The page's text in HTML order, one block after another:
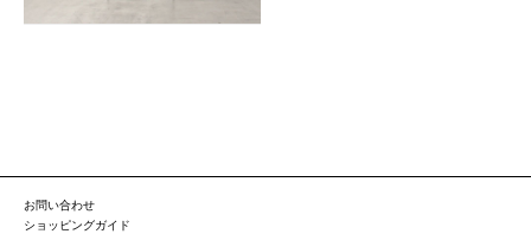
お問い合わせ
ショッピングガイド